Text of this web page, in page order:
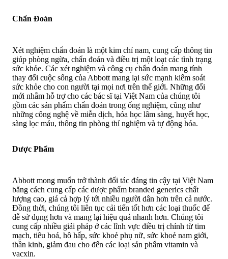
Chẩn Đoán
Xét nghiệm chẩn đoán là một kim chỉ nam, cung cấp thông tin
giúp phòng ngừa, chẩn đoán và điều trị một loạt các tình trạng
sức khỏe. Các xét nghiệm và công cụ chẩn đoán mang tính
thay đổi cuộc sống của Abbott mang lại sức mạnh kiểm soát
sức khỏe cho con người tại mọi nơi trên thế giới. Những đổi
mới nhằm hỗ trợ cho các bác sĩ tại Việt Nam của chúng tôi
gồm các sản phẩm chẩn đoán trong ống nghiệm, cũng như
những công nghệ về miễn dịch, hóa học lâm sàng, huyết học,
sàng lọc máu, thông tin phòng thí nghiệm và tự động hóa.
Dược Phẩm
Abbott mong muốn trở thành đối tác đáng tin cậy tại Việt Nam
bằng cách cung cấp các dược phẩm branded generics chất
lượng cao, giá cả hợp lý tới nhiều người dân hơn trên cả nước.
Đồng thời, chúng tôi liên tục cải tiến tốt hơn các loại thuốc để
dễ sử dụng hơn và mang lại hiệu quả nhanh hơn. Chúng tôi
cung cấp nhiều giải pháp ở các lĩnh vực điều trị chính từ tim
mạch, tiêu hoá, hô hấp, sức khoẻ phụ nữ, sức khoẻ nam giới,
thần kinh, giảm đau cho đến các loại sản phẩm vitamin và
vacxin.